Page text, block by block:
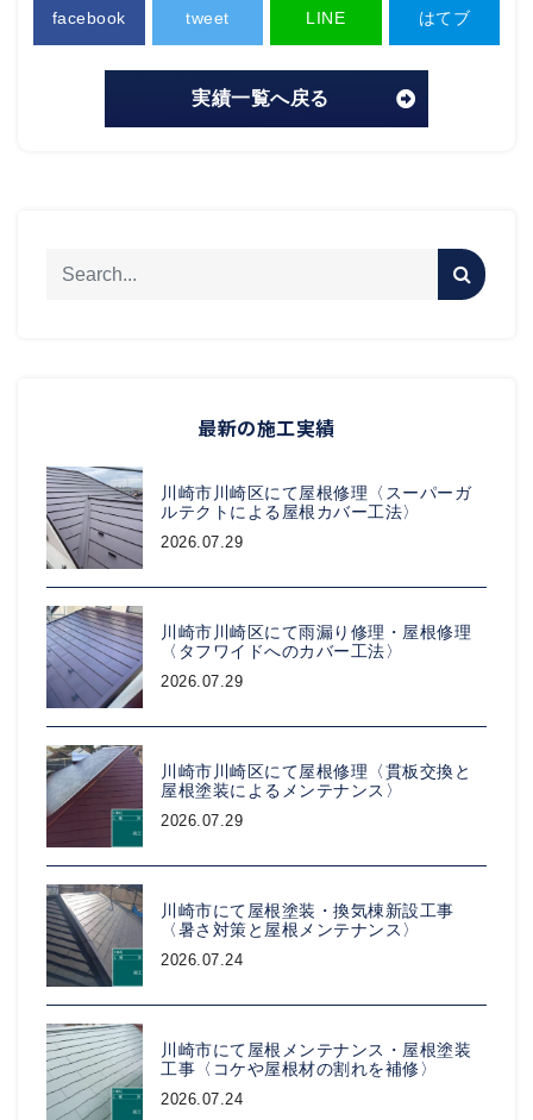
facebook tweet LINE はてブ
実績一覧へ戻る
最新の施工実績
川崎市川崎区にて屋根修理〈スーパーガ
ルテクトによる屋根カバー工法〉
2026.07.29
川崎市川崎区にて雨漏り修理・屋根修理
〈タフワイドへのカバー工法〉
2026.07.29
川崎市川崎区にて屋根修理〈貫板交換と
屋根塗装によるメンテナンス〉
2026.07.29
川崎市にて屋根塗装・換気棟新設工事
〈暑さ対策と屋根メンテナンス〉
2026.07.24
川崎市にて屋根メンテナンス・屋根塗装
工事〈コケや屋根材の割れを補修〉
2026.07.24